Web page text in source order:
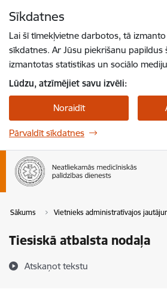
Sīkdatnes
Lai šī tīmekļvietne darbotos, tā
sīkdatnes. Ar Jūsu piekrišanu papildus
izmantotas statistikas un sociālo
Lūdzu, atzīmējiet savu izvēli:
Noraidīt
Pārvaldīt sīkdatnes
Sākums Vietnieks administratīvajos
Tiesiskā atbalsta nodaļa
Atskaņot tekstu